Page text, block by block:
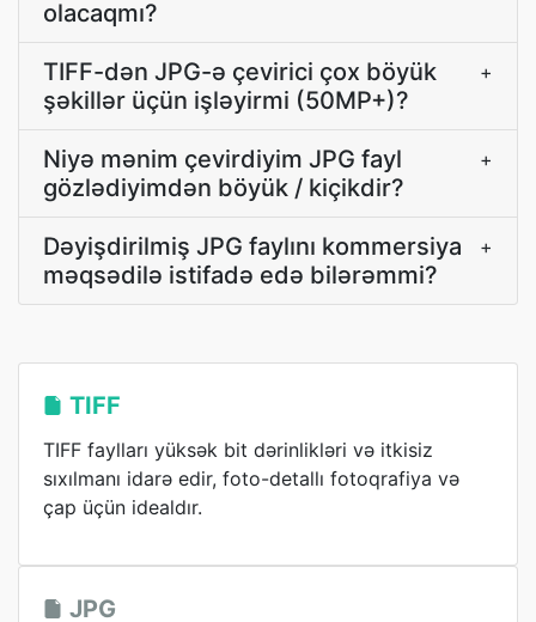
olacaqmı?
TIFF-dən JPG-ə çevirici çox böyük
şəkillər üçün işləyirmi (50MP+)?
+
Niyə mənim çevirdiyim JPG fayl
gözlədiyimdən böyük / kiçikdir?
+
Dəyişdirilmiş JPG faylını kommersiya
məqsədilə istifadə edə bilərəmmi?
+
TIFF
TIFF faylları yüksək bit dərinlikləri və itkisiz
sıxılmanı idarə edir, foto-detallı fotoqrafiya və
çap üçün idealdır.
JPG